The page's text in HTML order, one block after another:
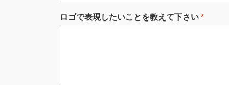
ロゴで表現したいことを教えて下さい *